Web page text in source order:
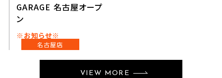
GARAGE 名古屋オープ
ン
※お知らせ※
名古屋店
VIEW MORE